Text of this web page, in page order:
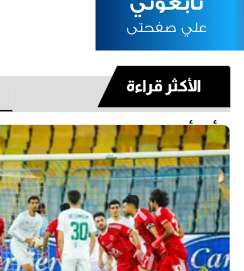
الأكثر قراءة
أخر أسبوع